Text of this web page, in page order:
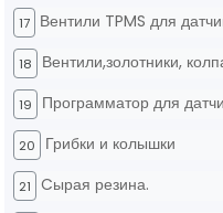
17 Вентили TPMS для
18 Вентили,золотники,
19 Программатор для
20 Грибки и колышки
21 Cырая резина.